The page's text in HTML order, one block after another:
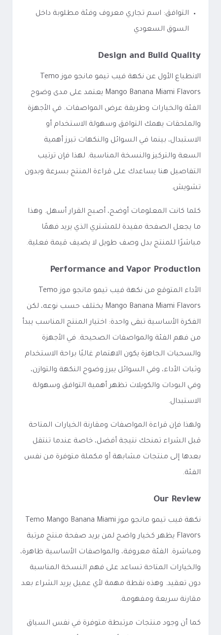
التوافق: اسم تجاري معروف وفئة مطلوبة داخل
السوق السعودي
Design and Build Quality
الانطباع الأول عن نكهة فيب تيمو مانجو موز Temo
Mango Banana Miami Flavors يعتمد على مدى وضوح
الفئة والخيارات وطريقة عرض المواصفات. في الأجهزة
والملحقات يهمك التوافق وسهولة الاستخدام أو
الاستبدال، بينما في السوائل والنكهات تبرز أهمية
السعة والتركيز والنسخة المناسبة. لهذا فإن ترتيب
التفاصيل هنا يساعدك على قراءة المنتج بسرعة وبدون
تشويش.
كلما كانت المعلومات أوضح، أصبح القرار أسهل. وهذا
ما يجعل الصفحة مفيدة للمشتري الذي يريد فهمًا
مباشرًا للمنتج بدل وصف طويل لا يضيف قيمة فعلية.
Performance and Vapor Production
الأداء المتوقع من نكهة فيب تيمو مانجو موز Temo
Mango Banana Miami Flavors يختلف حسب نوعه، لكن
الفكرة الأساسية تبقى واحدة: اختيار المنتج المناسب يبدأ
من فهم الفئة والمواصفات الصحيحة. في الأجهزة
والسحبات الجاهزة يكون الاهتمام غالبًا براحة الاستخدام
وثبات الأداء، وفي السوائل يبرز وضوح النكهة والتوازن،
وفي البودات والكويلات تظهر أهمية التوافق وسهولة
الاستبدال.
ولهذا فإن قراءة المواصفات ومقارنة الخيارات المتاحة
قبل الشراء تمنحك نتيجة أفضل، خاصة عندما تنتقل
بعدها إلى منتجات مشابهة أو مكملة متوفرة من نفس
الفئة.
Our Review
نكهة فيب تيمو مانجو موز Temo Mango Banana Miami
Flavors يظهر كخيار واضح لمن يريد صفحة منتج مرتبة
ومباشرة. الفئة معروفة، والمواصفات الأساسية ظاهرة،
والخيارات المتاحة تساعد على فهم النسخة المناسبة
دون تعقيد. وهذه نقطة مهمة لأي عميل يريد الشراء بعد
مقارنة سريعة ومفهومة.
كما أن وجود منتجات مرتبطة متوفرة في نفس السياق